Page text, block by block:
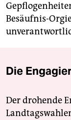
Besäufnis-
Die
Der drohende